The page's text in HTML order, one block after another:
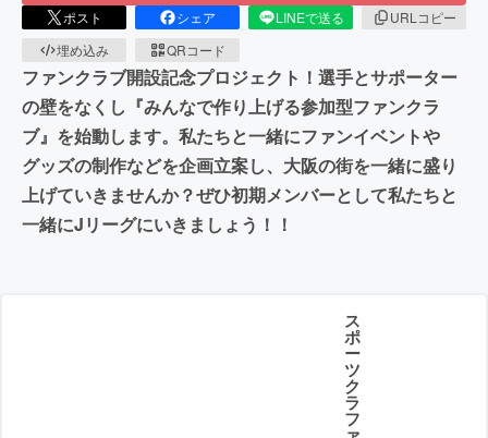
ポスト シェア LINEで送る
URLコピー
埋め込み
QRコード
ファンクラブ開設記念プロジェクト！選手とサポーター
の壁をなくし『みんなで作り上げる参加型ファンクラ
ブ』を始動します。私たちと一緒にファンイベントや
グッズの制作などを企画立案し、大阪の街を一緒に盛り
上げていきませんか？ぜひ初期メンバーとして私たちと
一緒にJリーグにいきましょう！！
ス
ポ
ー
ツ
ク
ラ
フ